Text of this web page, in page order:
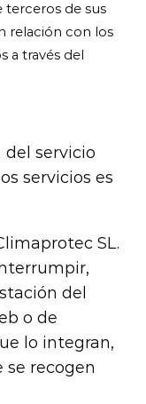
de sus
relación con los
a través del
del servicio
servicios es
SL.
del
o de
lo integran,
recogen